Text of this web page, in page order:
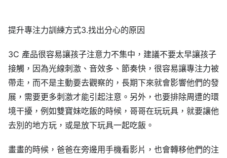
提升專注力訓練方式3.找出分心的原因
3C 產品很容易讓孩子注意力不集中，建議不要太早讓孩子
接觸，因為光線刺激、音效多、節奏快，很容易讓專注力被
帶走，而不是主動要去觀察的，長期下來就會影響他們的發
展，需要更多刺激才能引起注意。另外，也要排除周遭的環
境干擾，例如雙寶妹吃飯的時候，哥哥在玩玩具，就要讓他
去別的地方玩，或是放下玩具一起吃飯。
畫畫的時候，爸爸在旁邊用手機看影片，也會轉移他們的注